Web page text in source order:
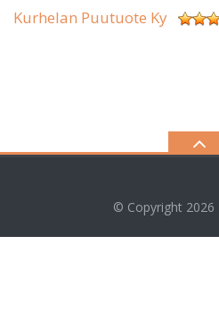
Kurhelan Puutuote Ky
© Copyright 2026